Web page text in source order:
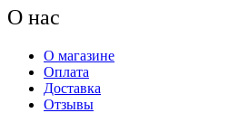
О нас
О магазине
Оплата
Доставка
Отзывы